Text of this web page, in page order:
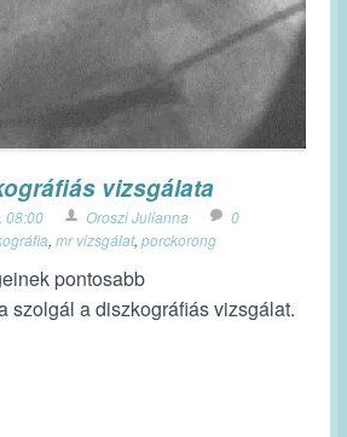
vizsgálata
08:00 Oroszi Julianna
0
, mr vizsgálat, porckorong
pontosabb
szolgál a diszkográfiás vizsgálat.